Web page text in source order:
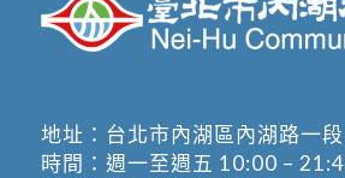
地址： 台北市內湖區內湖路一
時間：週一至週五 10:00 –